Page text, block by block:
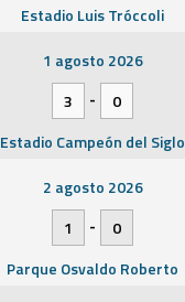
Estadio Luis Tróccoli
1 agosto 2026
3
-
0
Estadio Campeón del Siglo
2 agosto 2026
1
-
0
Parque Osvaldo Roberto